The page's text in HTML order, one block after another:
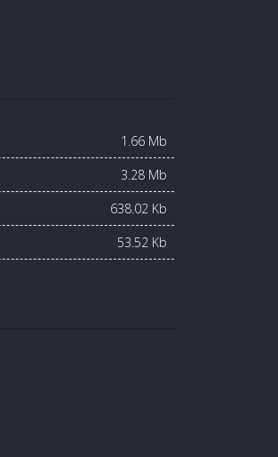
1.66 Mb
3.28 Mb
638.02 Kb
53.52 Kb